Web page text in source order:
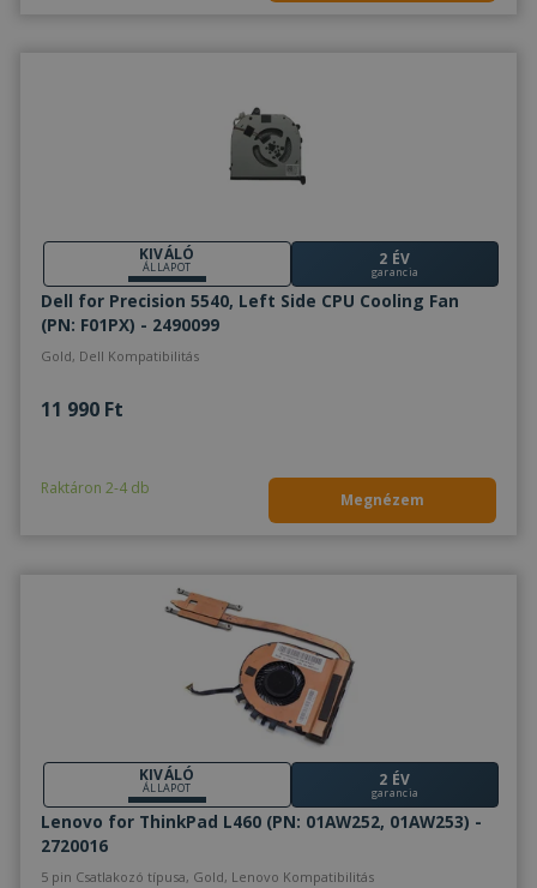
KIVÁLÓ
ÁLLAPOT 2 ÉV
garancia
Dell for Precision 5540, Left Side CPU Cooling Fan
(PN: F01PX) - 2490099
Gold, Dell Kompatibilitás
11 990 Ft
Raktáron 2-4 db
Megnézem
KIVÁLÓ
ÁLLAPOT 2 ÉV
garancia
Lenovo for ThinkPad L460 (PN: 01AW252, 01AW253) -
2720016
5 pin Csatlakozó típusa, Gold, Lenovo Kompatibilitás